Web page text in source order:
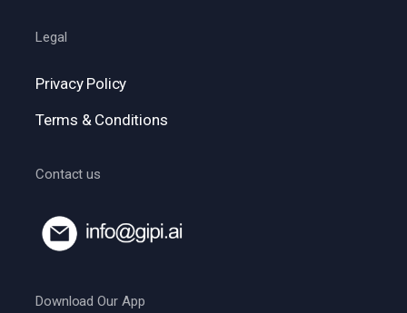
Legal
Privacy Policy
Terms & Conditions
Contact us
Download Our App